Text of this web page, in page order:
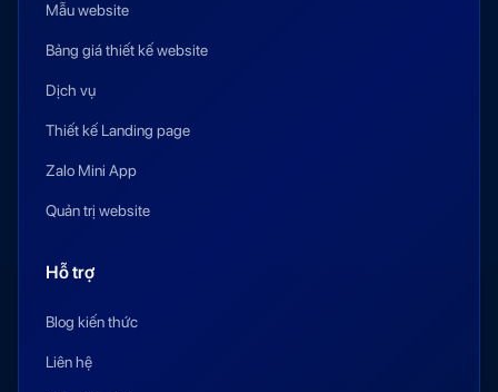
Mẫu website
Bảng giá thiết kế website
Dịch vụ
Thiết kế Landing page
Zalo Mini App
Quản trị website
Hỗ trợ
Blog kiến thức
Liên hệ